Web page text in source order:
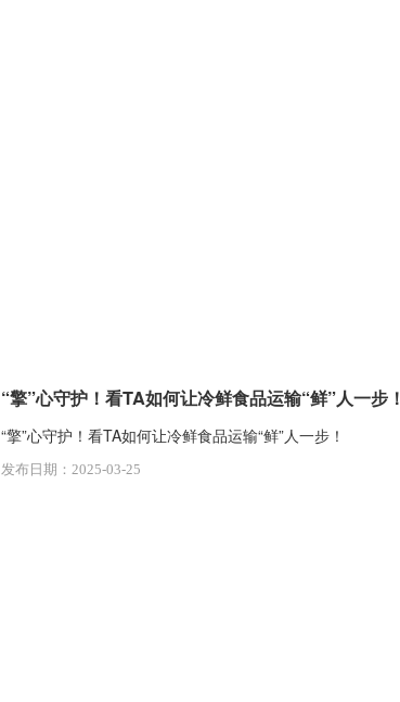
“擎”心守护！看TA如何让冷鲜食品运输“鲜”人一步！
“擎”心守护！看TA如何让冷鲜食品运输“鲜”人一步！
发布日期：2025-03-25